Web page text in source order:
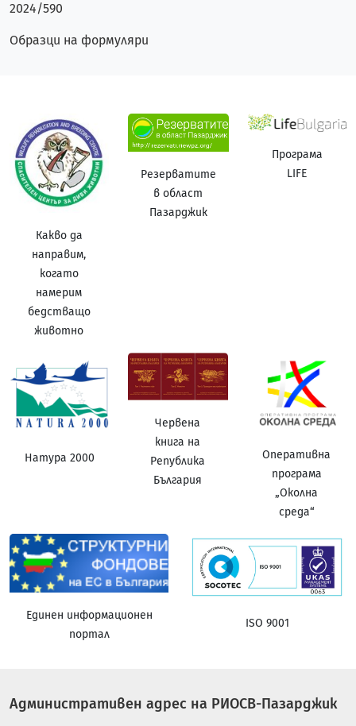
2024/590
Образци на формуляри
Какво да
направим,
когато
намерим
бедстващо
животно
Резерватите
в област
Пазарджик
Програма
LIFE
Натура 2000
Червена
книга на
Република
България
Оперативна
програма
„Околна
среда“
Единен информационен
портал
ISO 9001
Административен адрес на РИОСВ-Пазарджик